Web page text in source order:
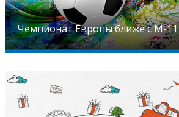
Чемпионат Европы ближе с М-11